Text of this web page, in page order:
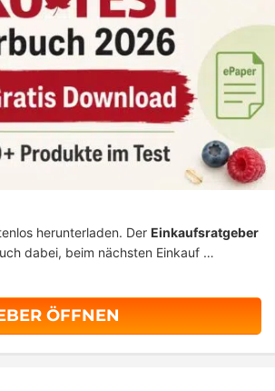
herunterladen. Der Einkaufsratgeber
dabei, beim nächsten Einkauf …
ÖFFNEN